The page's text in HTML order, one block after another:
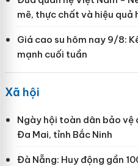
mẽ, thực chất và hiệu quả
Giá cao su hôm nay 9/8:
mạnh cuối tuần
Xã hội
Ngày hội toàn dân bảo vệ
Đa Mai, tỉnh Bắc Ninh
Đà Nẵng: Huy động gần